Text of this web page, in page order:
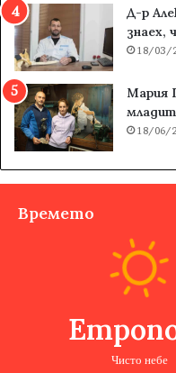
Д-р
знаех,
18/03/
Мария
18/06/
Времето
Чисто небе